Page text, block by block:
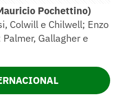
Pochettino)
Colwill e Chilwell; Enzo
Gallagher e